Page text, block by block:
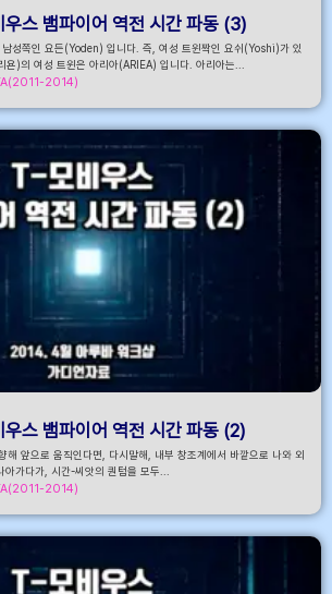
스 뱀파이어 역전 시간 파동 (3)
남성쪽인 요든(Yoden) 입니다. 즉, 여성 트윈짝인 요쉬(Yoshi)가 있
욘)의 여성 트윈은 아리아(ARIEA) 입니다. 아리아는...
2014)
스 뱀파이어 역전 시간 파동 (2)
해 앞으로 움직인다면, 다시말해, 내부 창조계에서 바깥으로 나와 외
가다가, 시간-씨앗의 퀀텀을 모두...
2014)